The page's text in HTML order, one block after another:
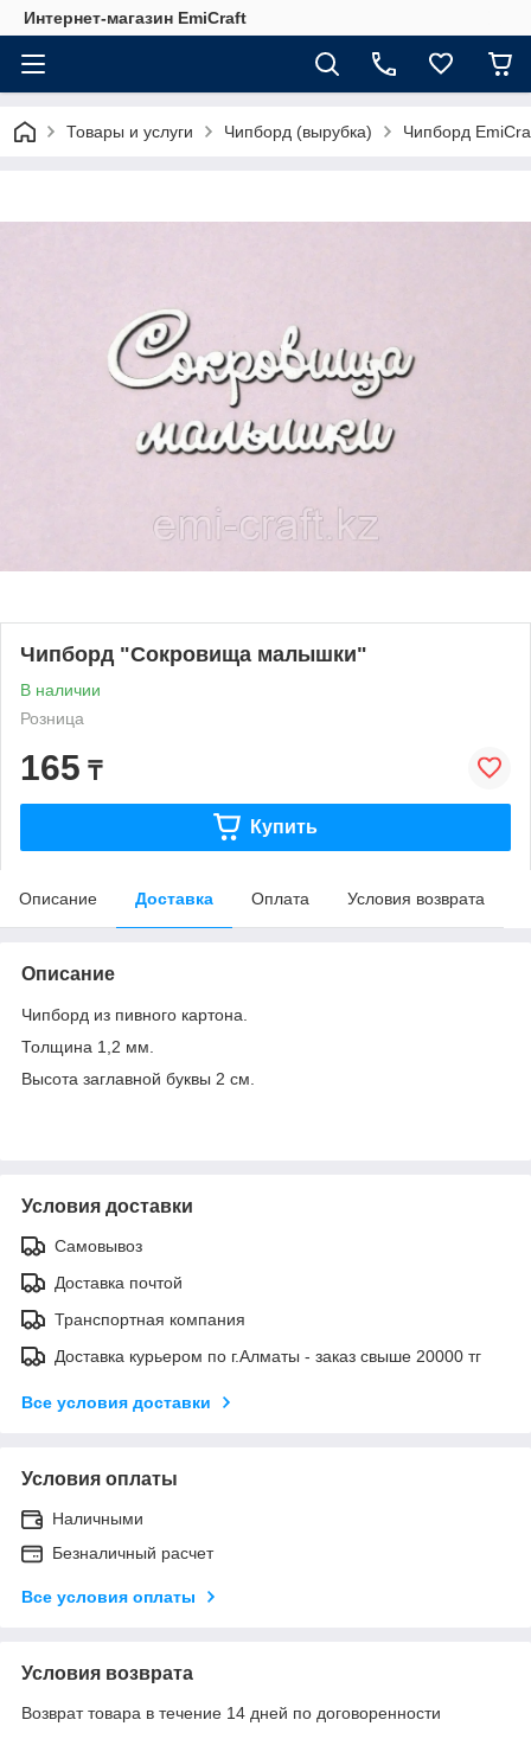
Интернет-магазин EmiCraft
Товары и услуги Чипборд (вырубка) Чипборд
Чипборд "Сокровища малышки"
В наличии
Розница
165 ₸
Купить
Описание Доставка Оплата Условия возврата
Описание
Чипборд из пивного картона.
Толщина 1,2 мм.
Высота заглавной буквы 2 см.
Условия доставки
Самовывоз
Доставка почтой
Транспортная компания
Доставка курьером по г.Алматы - заказ свыше 20000 тг
Все условия доставки
Условия оплаты
Наличными
Безналичный расчет
Все условия оплаты
Условия возврата
Возврат товара в течение 14 дней по договоренности